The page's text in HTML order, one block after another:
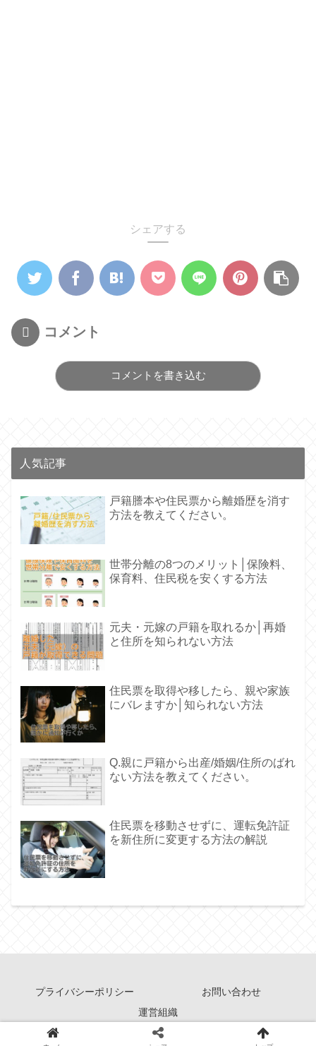
シェアする
コメント
コメントを書き込む
人気記事
戸籍謄本や住民票から離婚歴を消す
方法を教えてください。
世帯分離の8つのメリット│保険料、
保育料、住民税を安くする方法
元夫・元嫁の戸籍を取れるか│再婚
と住所を知られない方法
住民票を取得や移したら、親や家族
にバレますか│知られない方法
Q.親に戸籍から出産/婚姻/住所のばれ
ない方法を教えてください。
住民票を移動させずに、運転免許証
を新住所に変更する方法の解説
プライバシーポリシー
お問い合わせ
運営組織
Copyright © 2011-2026 住民票ガイド All Rights Reserved.